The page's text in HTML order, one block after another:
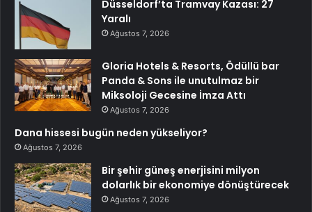
Düsseldorf’ta Tramvay Kazası: 27
Yaralı
Ağustos 7, 2026
Gloria Hotels & Resorts, Ödüllü bar
Panda & Sons ile unutulmaz bir
Miksoloji Gecesine İmza Attı
Ağustos 7, 2026
Dana hissesi bugün neden yükseliyor?
Ağustos 7, 2026
Bir şehir güneş enerjisini milyon
dolarlık bir ekonomiye dönüştürecek
Ağustos 7, 2026